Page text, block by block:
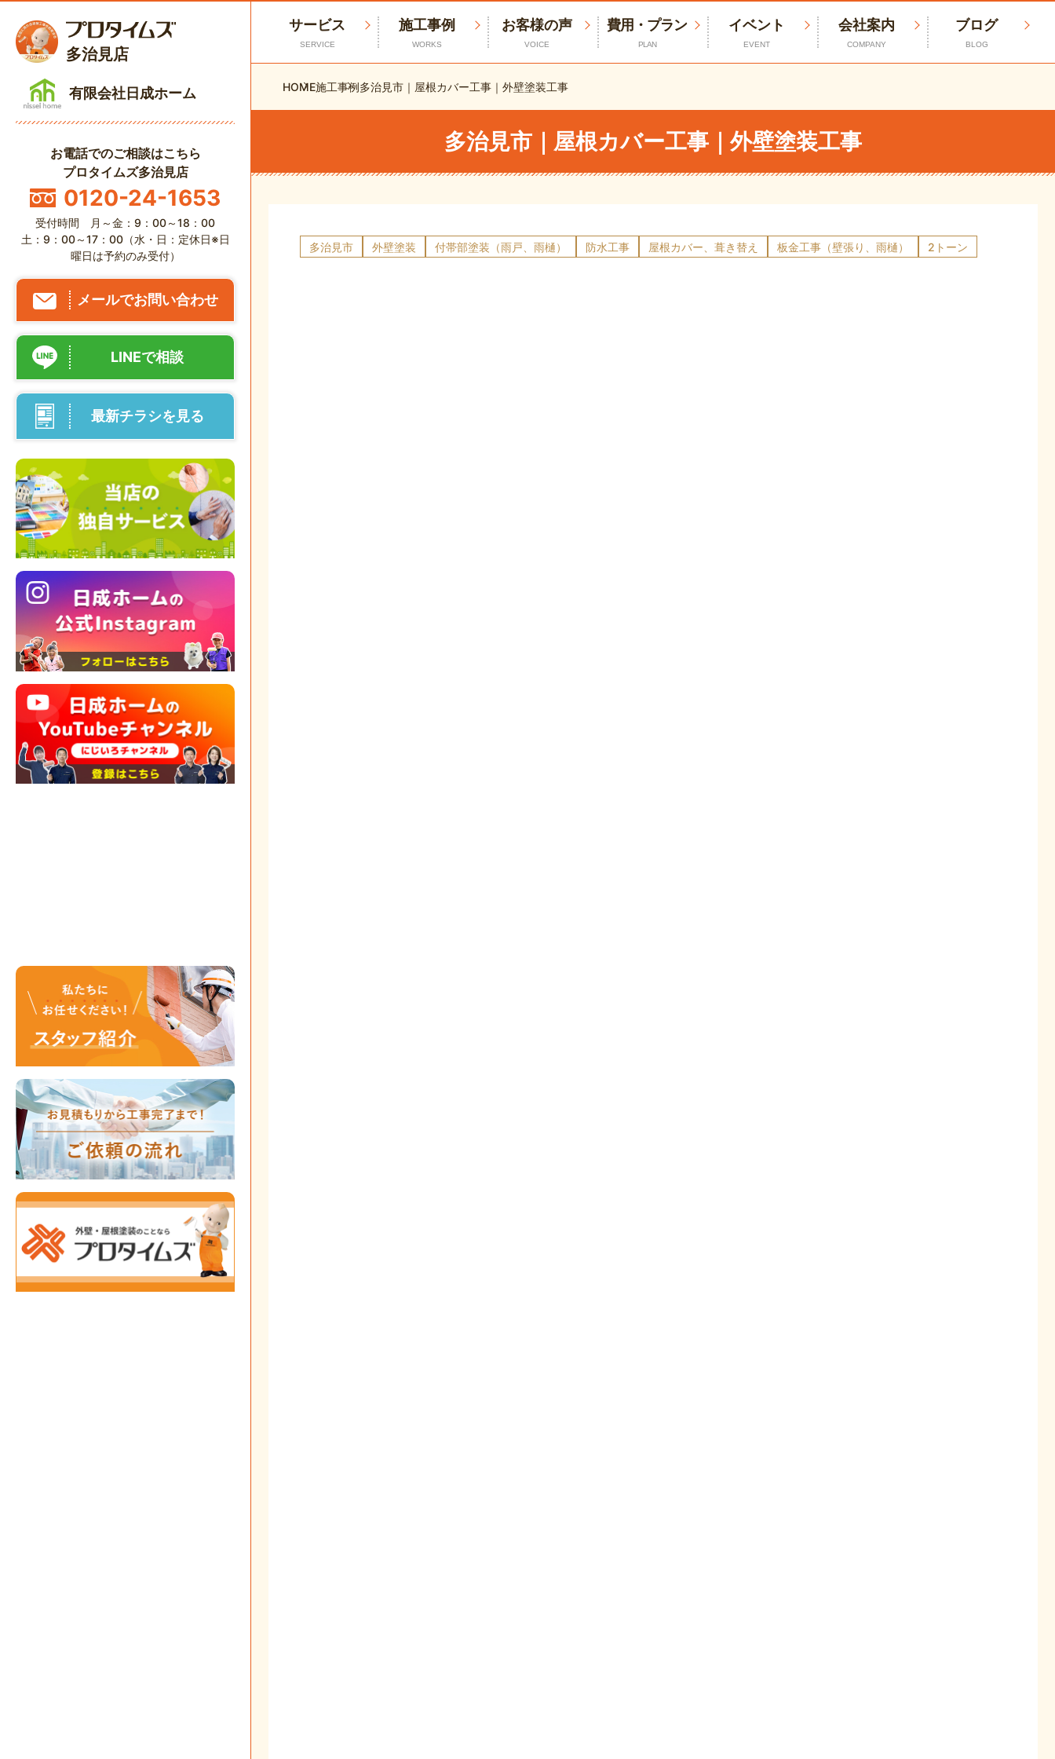
多治見店
有限会社日成ホーム
お電話でのご相談はこちら
プロタイムズ多治見店
0120-24-1653
受付時間 月～金：9：00～18：00
土：9：00～17：00（水・日：定休日※日
曜日は予約のみ受付）
メールでお問い合わせ
LINEで相談
最新チラシを見る
サービス
SERVICE
施工事例
WORKS
お客様の声
VOICE
費用・プラン
PLAN
イベント
EVENT
会社案内
COMPANY
ブログ
BLOG
HOME施工事例多治見市｜屋根カバー工事｜外壁塗装工事
多治見市｜屋根カバー工事｜外壁塗装工事
多治見市 外壁塗装 付帯部塗装（雨戸、雨樋） 防水工事 屋根カバー、葺き替え 板金工事（壁張り、雨樋） 2トーン